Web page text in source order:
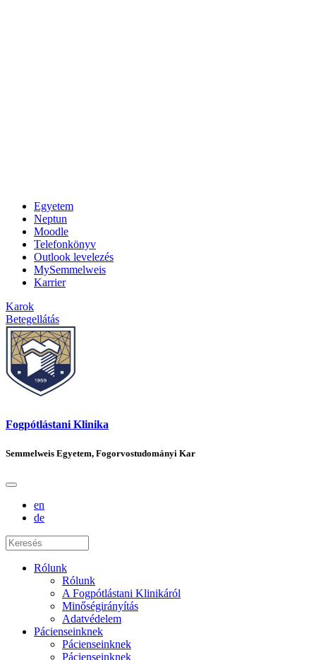
Egyetem
Neptun
Moodle
Telefonkönyv
Outlook levelezés
MySemmelweis
Karrier
Karok
Betegellátás
Fogpótlástani Klinika
Semmelweis Egyetem, Fogorvostudományi Kar
en
de
Rólunk
Rólunk
A Fogpótlástani Klinikáról
Minőségirányítás
Adatvédelem
Pácienseinknek
Pácienseinknek
Pácienseinknek